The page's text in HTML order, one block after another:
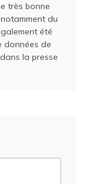
très bonne
du
été
données de
la presse